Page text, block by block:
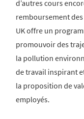
d’autres cours
remboursement des
UK offre un
promouvoir des
la pollution
de travail inspirant
la proposition de
employés.